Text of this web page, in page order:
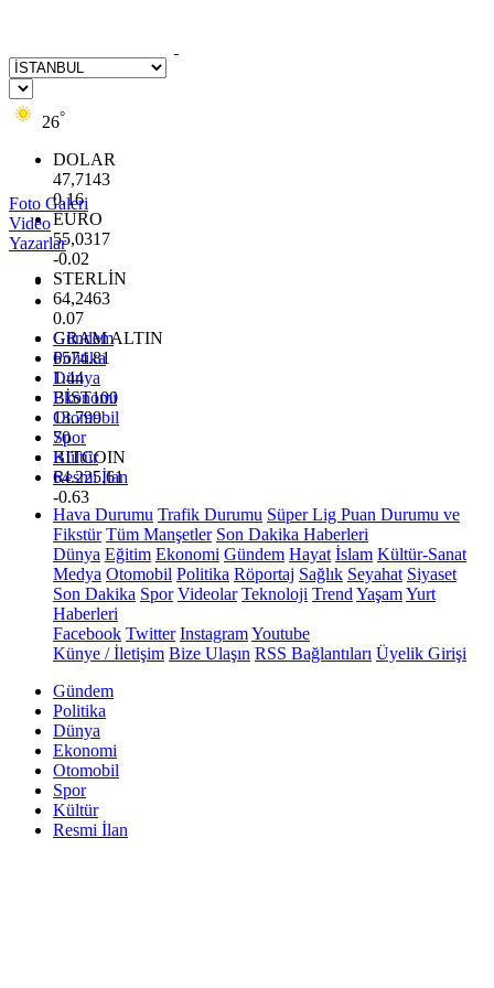
26°
DOLAR
47,7143
0.16
EURO
55,0317
-0.02
STERLİN
64,2463
0.07
GRAM ALTIN
6574.81
1.44
BİST100
13.799
70
BITCOIN
64.225,61
-0.63
Foto Galeri
Video
Yazarlar
Gündem
Politika
Dünya
Ekonomi
Otomobil
Spor
Kültür
Resmi İlan
Hava Durumu Trafik Durumu Süper Lig Puan Durumu ve
Fikstür Tüm Manşetler Son Dakika Haberleri
Dünya Eğitim Ekonomi Gündem Hayat İslam Kültür-Sanat
Medya Otomobil Politika Röportaj Sağlık Seyahat Siyaset
Son Dakika Spor Videolar Teknoloji Trend YaşamYurt
Haberleri
Facebook Twitter InstagramYoutube
Künye / İletişim Bize Ulaşın RSS Bağlantıları Üyelik Girişi
Gündem
Politika
Dünya
Ekonomi
Otomobil
Spor
Kültür
Resmi İlan